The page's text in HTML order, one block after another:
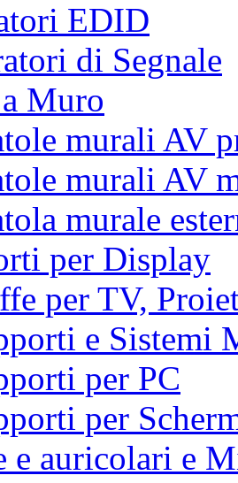
EDID
di Segnale
Muro
murali AV
murali AV
murale
per Display
per TV,
e Sistemi
per PC
per
e auricolari e